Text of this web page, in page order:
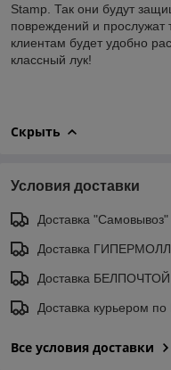
Stamp. Так они будут
повреждений и
клиентам будет удобно
классный лук!
Скрыть
Условия доставки
Доставка "Самовывоз"
Доставка ГИПЕРМОЛЛ
Доставка БЕЛПОЧТОЙ
Доставка курьером
Все условия доставки